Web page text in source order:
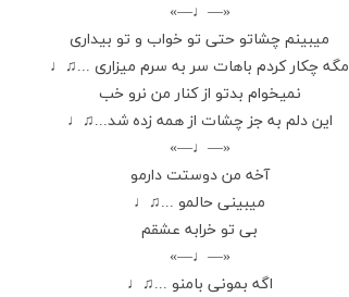
«—♩—»
میبینم چشاتو حتی تو خواب و تو بیداری
مگه چکار کردم باهات سر به سرم میزاری ...♫♩
نمیخوام بدتو از کنار من نرو خب
این دلم به جز چشات از همه زده شد...♫♩
«—♩—»
آخه من دوستت دارمو
میبینی حالمو ...♫♩
بی تو خرابه عشقم
«—♩—»
اگه بمونی بامنو ...♫♩